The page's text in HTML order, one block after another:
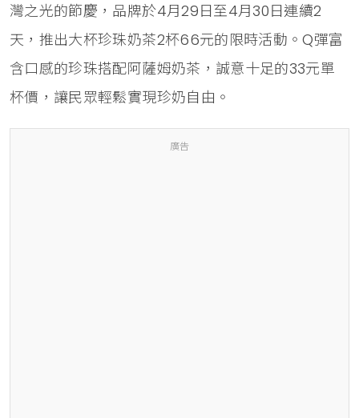
灣之光的節慶，品牌於4月29日至4月30日連續2
天，推出大杯珍珠奶茶2杯66元的限時活動。Q彈富
含口感的珍珠搭配阿薩姆奶茶，誠意十足的33元單
杯價，讓民眾輕鬆實現珍奶自由。
廣告